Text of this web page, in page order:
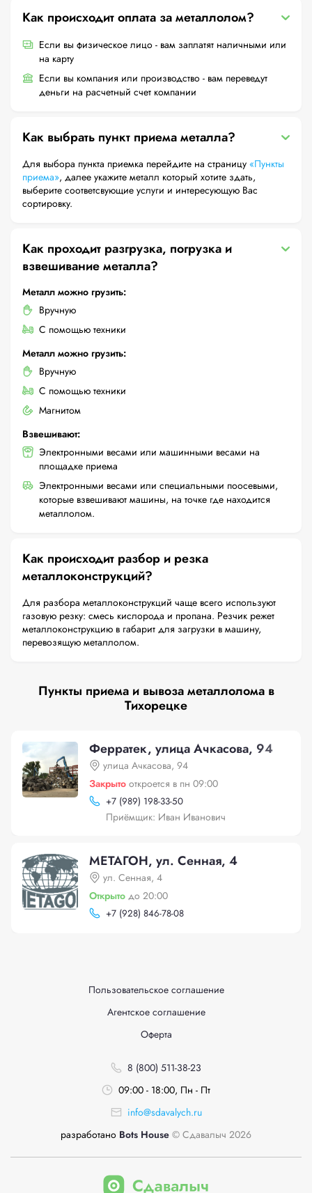
Как происходит оплата за металлолом?
Если вы физическое лицо - вам заплатят наличными или
на карту
Если вы компания или производство - вам переведут
деньги на расчетный счет компании
Как выбрать пункт приема металла?
Для выбора пункта приемка перейдите на страницу «Пункты
приема», далее укажите металл который хотите здать,
выберите соответсвующие услуги и интересующую Вас
сортировку.
Как проходит разгрузка, погрузка и
взвешивание металла?
Металл можно грузить:
Вручную
С помощью техники
Металл можно грузить:
Вручную
С помощью техники
Магнитом
Взвешивают:
Электронными весами или машинными весами на
площадке приема
Электронными весами или специальными поосевыми,
которые взвешивают машины, на точке где находится
металлолом.
Как происходит разбор и резка
металлоконструкций?
Для разбора металлоконструкций чаще всего используют
газовую резку: смесь кислорода и пропана. Резчик режет
металлоконструкцию в габарит для загрузки в машину,
перевозящую металлолом.
Пункты приема и вывоза металлолома в
Тихорецке
Ферратек, улица Ачкасова, 94
улица Ачкасова, 94
Закрыто откроется в пн 09:00
+7 (989) 198-33-50
Приёмщик: Иван Иванович
МЕТАГОН, ул. Сенная, 4
ул. Сенная, 4
Открыто до 20:00
+7 (928) 846-78-08
Пользовательское соглашение
Агентское соглашение
Оферта
8 (800) 511-38-23
09:00 - 18:00, Пн - Пт
info@sdavalych.ru
разработано Bots House © Сдавалыч 2026